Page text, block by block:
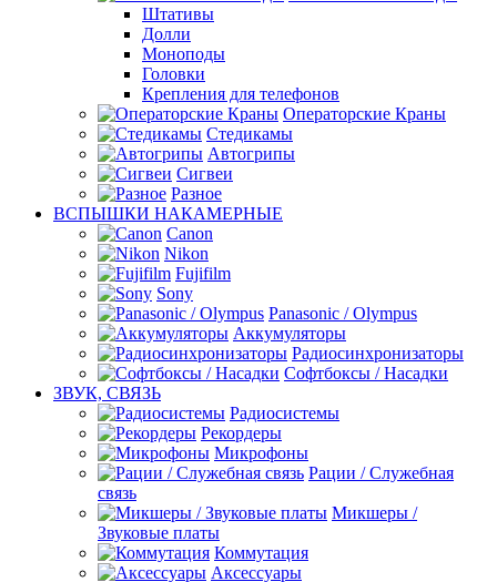
Штативы
Долли
Моноподы
Головки
Крепления для телефонов
Операторские Краны
Стедикамы
Автогрипы
Сигвеи
Разное
ВСПЫШКИ НАКАМЕРНЫЕ
Canon
Nikon
Fujifilm
Sony
Panasonic / Olympus
Аккумуляторы
Радиосинхронизаторы
Софтбоксы / Насадки
ЗВУК, СВЯЗЬ
Радиосистемы
Рекордеры
Микрофоны
Рации / Служебная
связь
Микшеры /
Звуковые платы
Коммутация
Аксессуары